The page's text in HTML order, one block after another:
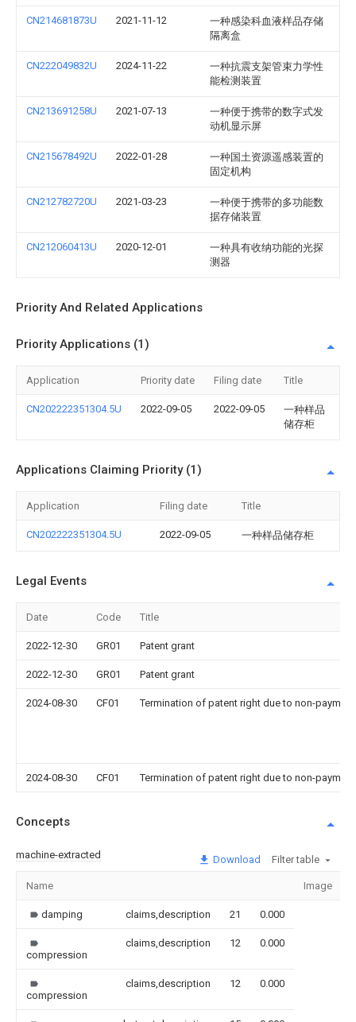
CN214681873U 2021-11-12
一种感染科血液样品存储
隔离盒
CN222049832U 2024-11-22
一种抗震支架管束力学性
能检测装置
CN213691258U 2021-07-13
一种便于携带的数字式发
动机显示屏
CN215678492U 2022-01-28
一种国土资源遥感装置的
固定机构
CN212782720U 2021-03-23
一种便于携带的多功能数
据存储装置
CN212060413U 2020-12-01
一种具有收纳功能的光探
测器
Priority And Related Applications
Priority Applications (1)
Application Priority date Filing date Title
CN202222351304.5U 2022-09-05 2022-09-05
一种样品
储存柜
Applications Claiming Priority (1)
Application Filing date Title
CN202222351304.5U 2022-09-05 一种样品储存柜
Legal Events
Date Code Title
2022-12-30 GR01 Patent grant
2022-12-30 GR01 Patent grant
2024-08-30 CF01 Termination of patent right due to non-
2024-08-30 CF01 Termination of patent right due to non-
Concepts
machine-extracted Download Filter table
Name Image
damping claims,description 21 0.000
compression
claims,description 12 0.000
compression
claims,description 12 0.000